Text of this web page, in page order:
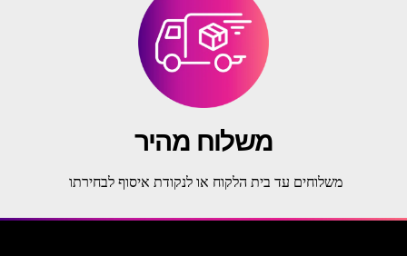
משלוח מהיר
משלוחים עד בית הלקוח או לנקודת איסוף לבחירתו